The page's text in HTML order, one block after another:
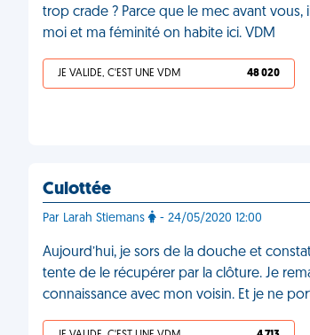
trop crade ? Parce que le mec avant vous,
moi et ma féminité on habite ici. VDM
JE VALIDE, C'EST UNE VDM 48 020
Culottée
Par Larah Stiemans - 24/05/2020 12:00
Aujourd’hui, je sors de la douche et
tente de le récupérer par la clôture. Je
connaissance avec mon voisin. Et je ne